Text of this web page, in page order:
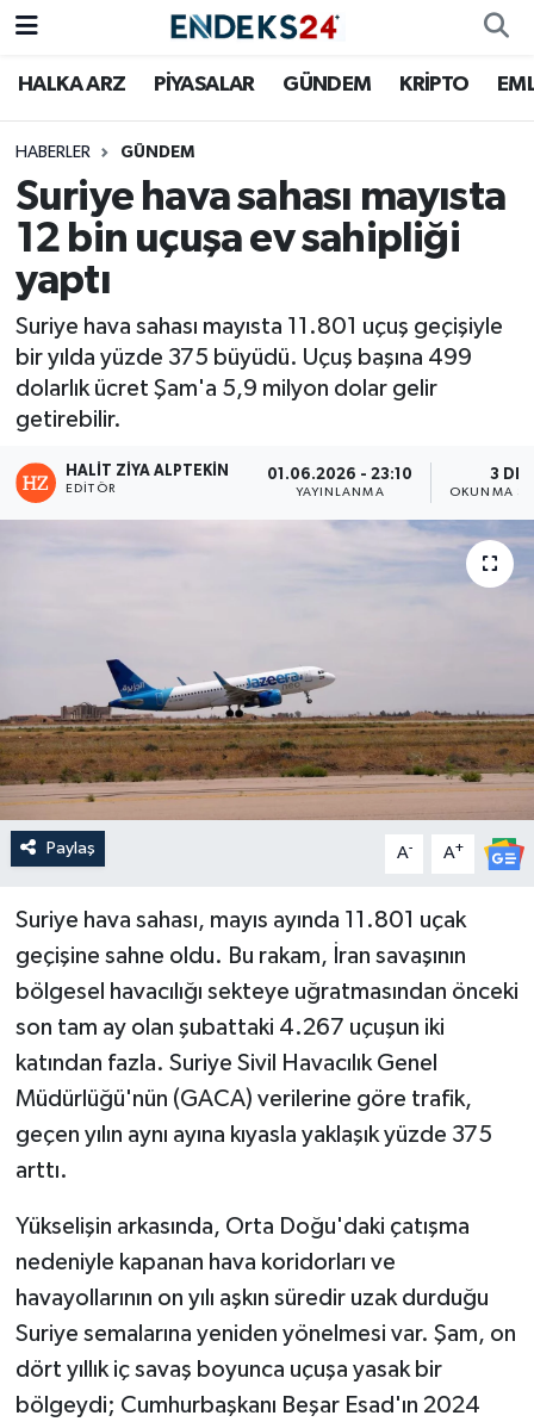
HALKA ARZ PİYASALAR GÜNDEM KRİPTO
HABERLER GÜNDEM
Suriye hava sahası mayısta
12 bin uçuşa ev sahipliği
yaptı
Suriye hava sahası mayısta 11.801 uçuş geçişiyle
bir yılda yüzde 375 büyüdü. Uçuş başına 499
dolarlık ücret Şam'a 5,9 milyon dolar gelir
getirebilir.
HALIT ZIYA ALPTEKIN
EDITÖR
01.06.2026 - 23:10
YAYINLANMA
3 DK
OKUNMA
Paylaş A- A+
Suriye hava sahası, mayıs ayında 11.801 uçak
geçişine sahne oldu. Bu rakam, İran savaşının
bölgesel havacılığı sekteye uğratmasından önceki
son tam ay olan şubattaki 4.267 uçuşun iki
katından fazla. Suriye Sivil Havacılık Genel
Müdürlüğü'nün (GACA) verilerine göre trafik,
geçen yılın aynı ayına kıyasla yaklaşık yüzde 375
arttı.
Yükselişin arkasında, Orta Doğu'daki çatışma
nedeniyle kapanan hava koridorları ve
havayollarının on yılı aşkın süredir uzak durduğu
Suriye semalarına yeniden yönelmesi var. Şam, on
dört yıllık iç savaş boyunca uçuşa yasak bir
bölgeydi; Cumhurbaşkanı Beşar Esad'ın 2024
EMLAK
ENERJİ
GÜNDEM
HALKA ARZ
KRİPTO
OTOMOTİV
SAVUNMA
Nöbetçi Eczaneler
Hava Durumu
Trafik Durumu
Süper Lig Puan Durumu ve Fikstür
Tüm Manşetler
Son Dakika Haberleri